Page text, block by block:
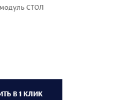
СТОЛ
В 1 КЛИК